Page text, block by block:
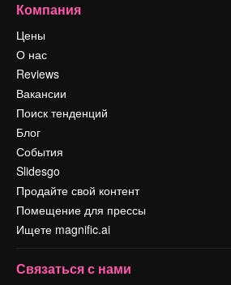
Компания
Цены
О нас
Reviews
Вакансии
Поиск тенденций
Блог
События
Slidesgo
Продайте свой контент
Помещение для прессы
Ищете magnific.ai
Связаться с нами